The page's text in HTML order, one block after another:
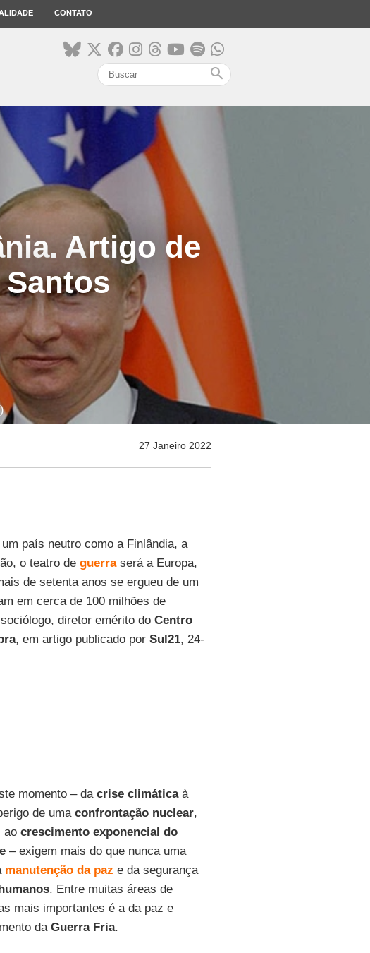
CONTATO
search
Artigo de
27 Janeiro 2022
país neutro como a Finlândia, a
o teatro de guerra será a Europa,
de setenta anos se ergueu de um
em cerca de 100 milhões de
diretor emérito do Centro
, em artigo publicado por Sul21, 24-
momento – da crise climáticaà
de uma confrontação nuclear,
ao crescimento exponencial do
– exigem mais do que nunca uma
manutenção da paz e da segurança
. Entre muitas áreas de
mais importantes é a da paz e
da Guerra Fria.